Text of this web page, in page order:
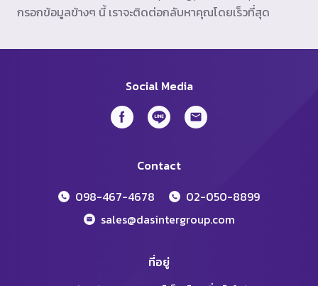
กรอกข้อมูลข้างๆ นี้ เราจะติดต่อกลับหาคุณโดยเร็วที่สุด
Social Media
Contact
098-467-4678
02-050-8899
sales@dasintergroup.com
ที่อยู่